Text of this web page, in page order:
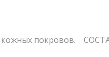
кожных покровов.